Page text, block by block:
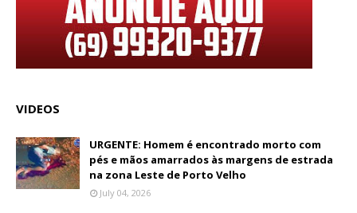
VIDEOS
URGENTE: Homem é encontrado morto com
pés e mãos amarrados às margens de estrada
na zona Leste de Porto Velho
July 04, 2026